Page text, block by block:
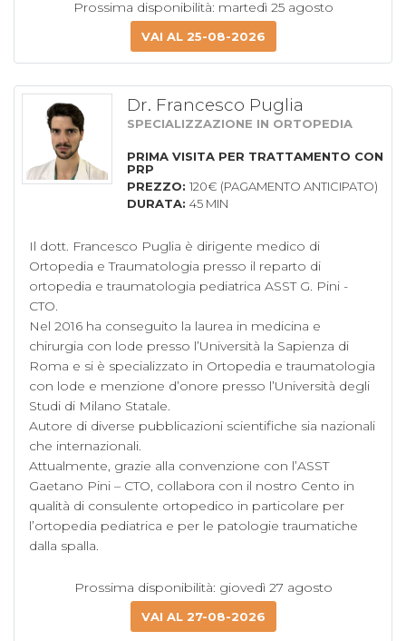
Prossima disponibilità: martedì 25 agosto
VAI AL 25-08-2026
Dr. Francesco Puglia
SPECIALIZZAZIONE IN ORTOPEDIA
PRIMA VISITA PER TRATTAMENTO CON
PRP
PREZZO: 120€ (PAGAMENTO ANTICIPATO)
DURATA: 45 MIN
Il dott. Francesco Puglia è dirigente medico di
Ortopedia e Traumatologia presso il reparto di
ortopedia e traumatologia pediatrica ASST G. Pini -
CTO.
Nel 2016 ha conseguito la laurea in medicina e
chirurgia con lode presso l’Università la Sapienza di
Roma e si è specializzato in Ortopedia e traumatologia
con lode e menzione d’onore presso l’Università degli
Studi di Milano Statale.
Autore di diverse pubblicazioni scientifiche sia nazionali
che internazionali.
Attualmente, grazie alla convenzione con l’ASST
Gaetano Pini – CTO, collabora con il nostro Cento in
qualità di consulente ortopedico in particolare per
l’ortopedia pediatrica e per le patologie traumatiche
Prossima disponibilità: giovedì 27 agosto
VAI AL 27-08-2026